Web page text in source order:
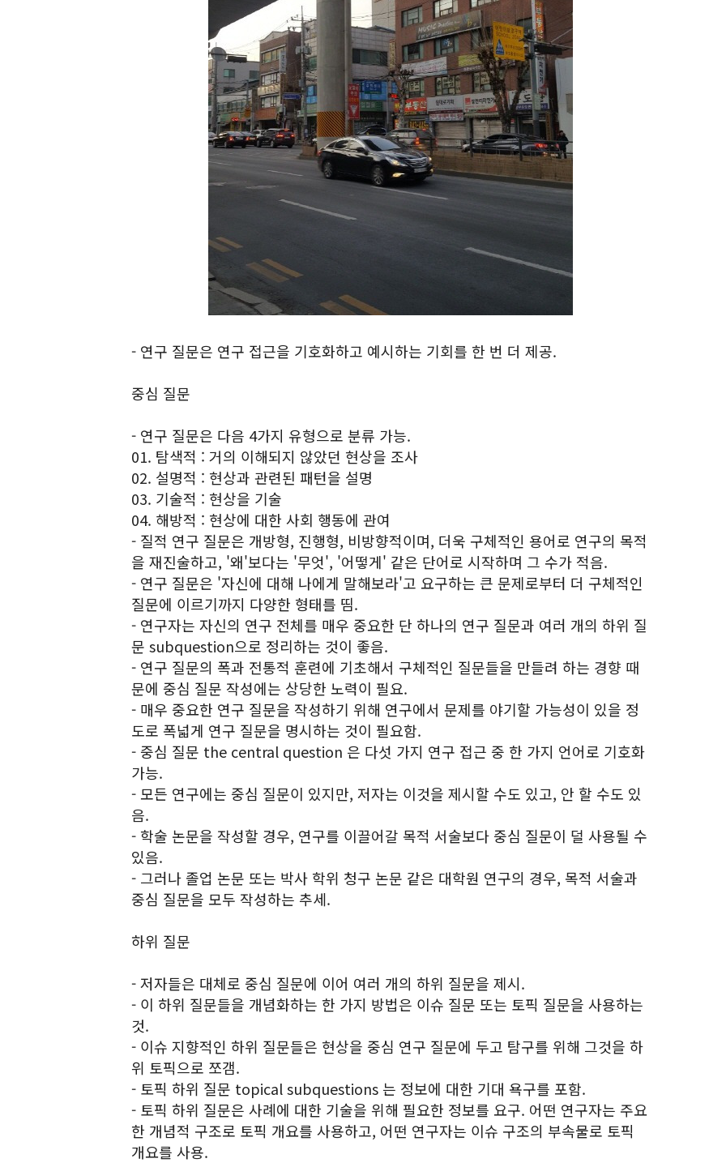
- 연구 질문은 연구 접근을 기호화하고 예시하는 기회를 한 번 더 제공.
중심 질문
- 연구 질문은 다음 4가지 유형으로 분류 가능.
01. 탐색적 : 거의 이해되지 않았던 현상을 조사
02. 설명적 : 현상과 관련된 패턴을 설명
03. 기술적 : 현상을 기술
04. 해방적 : 현상에 대한 사회 행동에 관여
- 질적 연구 질문은 개방형, 진행형, 비방향적이며, 더욱 구체적인 용어로 연구의 목적
을 재진술하고, '왜'보다는 '무엇', '어떻게' 같은 단어로 시작하며 그 수가 적음.
- 연구 질문은 '자신에 대해 나에게 말해보라'고 요구하는 큰 문제로부터 더 구체적인
질문에 이르기까지 다양한 형태를 띰.
- 연구자는 자신의 연구 전체를 매우 중요한 단 하나의 연구 질문과 여러 개의 하위 질
문 subquestion으로 정리하는 것이 좋음.
- 연구 질문의 폭과 전통적 훈련에 기초해서 구체적인 질문들을 만들려 하는 경향 때
문에 중심 질문 작성에는 상당한 노력이 필요.
- 매우 중요한 연구 질문을 작성하기 위해 연구에서 문제를 야기할 가능성이 있을 정
도로 폭넓게 연구 질문을 명시하는 것이 필요함.
- 중심 질문 the central question 은 다섯 가지 연구 접근 중 한 가지 언어로 기호화
가능.
- 모든 연구에는 중심 질문이 있지만, 저자는 이것을 제시할 수도 있고, 안 할 수도 있
음.
- 학술 논문을 작성할 경우, 연구를 이끌어갈 목적 서술보다 중심 질문이 덜 사용될 수
있음.
- 그러나 졸업 논문 또는 박사 학위 청구 논문 같은 대학원 연구의 경우, 목적 서술과
중심 질문을 모두 작성하는 추세.
하위 질문
- 저자들은 대체로 중심 질문에 이어 여러 개의 하위 질문을 제시.
- 이 하위 질문들을 개념화하는 한 가지 방법은 이슈 질문 또는 토픽 질문을 사용하는
것.
- 이슈 지향적인 하위 질문들은 현상을 중심 연구 질문에 두고 탐구를 위해 그것을 하
위 토픽으로 쪼갬.
- 토픽 하위 질문 topical subquestions 는 정보에 대한 기대 욕구를 포함.
- 토픽 하위 질문은 사례에 대한 기술을 위해 필요한 정보를 요구. 어떤 연구자는 주요
한 개념적 구조로 토픽 개요를 사용하고, 어떤 연구자는 이슈 구조의 부속물로 토픽
개요를 사용.